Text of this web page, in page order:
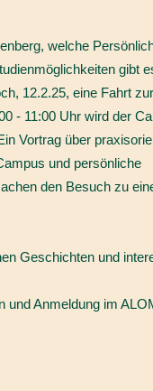
welche
gibt
12.2.25, eine Fahrt zur
- 11:00 Uhr wird der
Vortrag über
und persönliche
den Besuch zu
Geschichten und
und Anmeldung im